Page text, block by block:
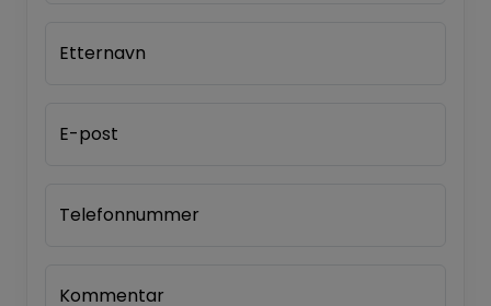
Etternavn
E-post
Telefonnummer
Kommentar